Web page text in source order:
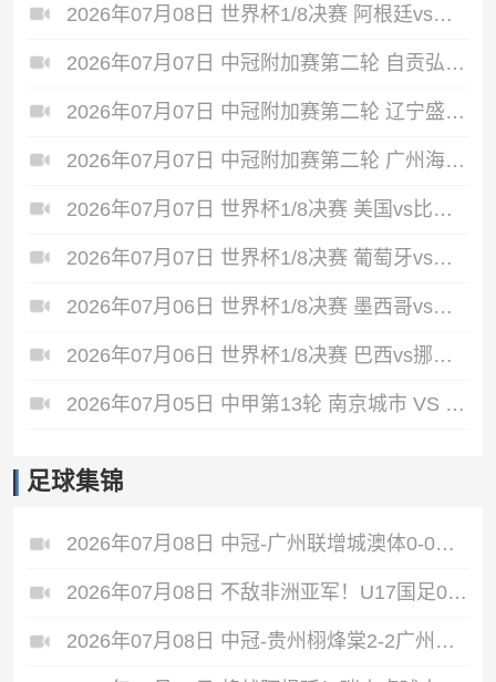
2026年07月08日 世界杯1/8决赛 阿根廷vs埃及 全场录像
2026年07月07日 中冠附加赛第二轮 自贡弘祥电碳 VS 大连聚惺晟恒 全场录像
2026年07月07日 中冠附加赛第二轮 辽宁盛京新锐 VS 上海泽天 全场录像
2026年07月07日 中冠附加赛第二轮 广州海珠醒派 VS 吴川青年 全场录像
2026年07月07日 世界杯1/8决赛 美国vs比利时 全场录像
2026年07月07日 世界杯1/8决赛 葡萄牙vs西班牙 全场录像
2026年07月06日 世界杯1/8决赛 墨西哥vs英格兰 全场录像
2026年07月06日 世界杯1/8决赛 巴西vs挪威 全场录像
2026年07月05日 中甲第13轮 南京城市 VS 佛山南狮 全场录像
足球集锦
2026年07月08日 中冠-广州联增城澳体0-0战平重庆两江瀚达 双方握手言和
2026年07月08日 不敌非洲亚军！U17国足0-2坦桑尼亚U17 帅惟浩失良机基津加世界波
2026年07月08日 中冠-贵州栩烽棠2-2广州黄埔志诚 广州两度落后两度扳平